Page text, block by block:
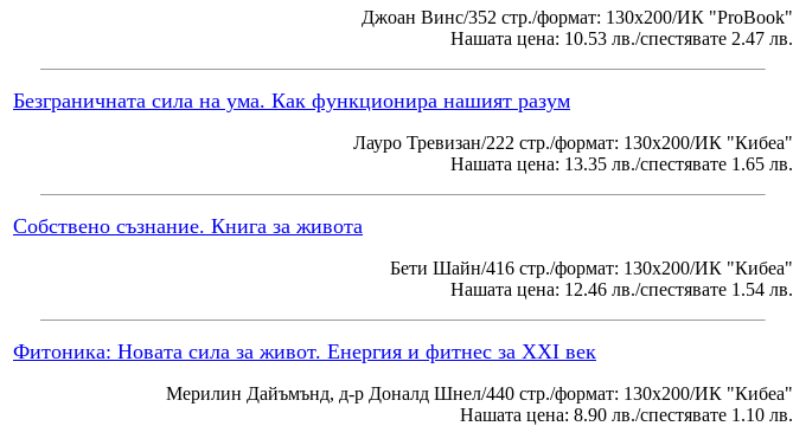
Джоан Винс/352 стр./формат: 130х200/ИК "ProBook"
Нашата цена: 10.53 лв./спестявате 2.47 лв.
Безграничната сила на ума. Как функционира нашият разум
Лауро Тревизан/222 стр./формат: 130х200/ИК "Кибеа"
Нашата цена: 13.35 лв./спестявате 1.65 лв.
Собствено съзнание. Книга за живота
Бети Шайн/416 стр./формат: 130х200/ИК "Кибеа"
Нашата цена: 12.46 лв./спестявате 1.54 лв.
Фитоника: Новата сила за живот. Енергия и фитнес за XXI век
Мерилин Дайъмънд, д-р Доналд Шнел/440 стр./формат: 130х200/ИК "Кибеа"
Нашата цена: 8.90 лв./спестявате 1.10 лв.